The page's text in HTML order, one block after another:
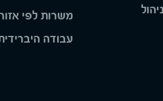
משרות לפי
עבודה